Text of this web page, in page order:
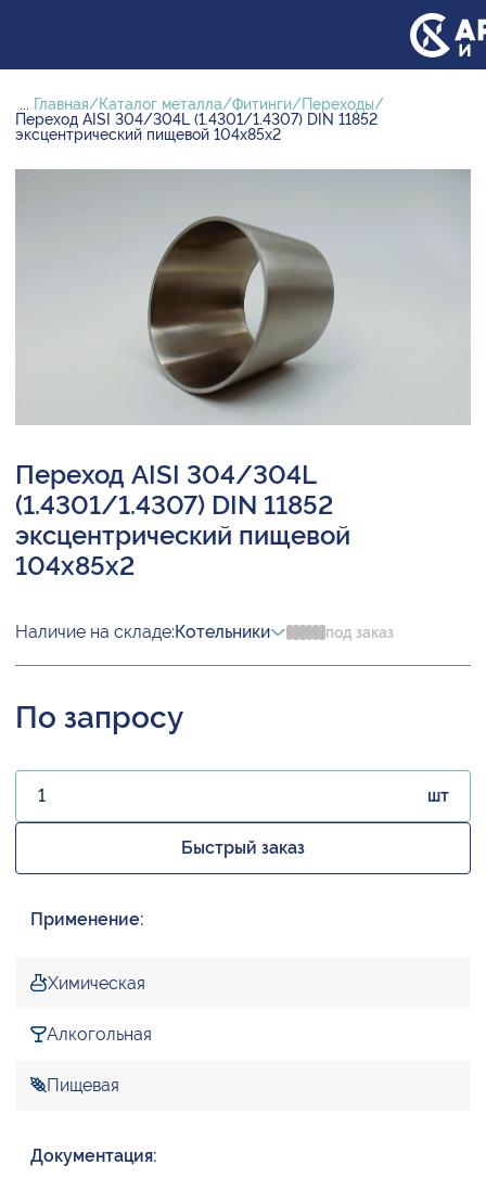
... Главная Каталог металла Фитинги
Переходы
Переход AISI 304/304L (1.4301/1.4307) DIN 11852
эксцентрический пищевой 104х85х2
Переход AISI 304/304L
(1.4301/1.4307) DIN 11852
эксцентрический пищевой
104х85х2
Наличие на складе:Котельники под заказ
По запросу
шт
Быстрый заказ
Применение:
Химическая
Алкогольная
Пищевая
Документация: